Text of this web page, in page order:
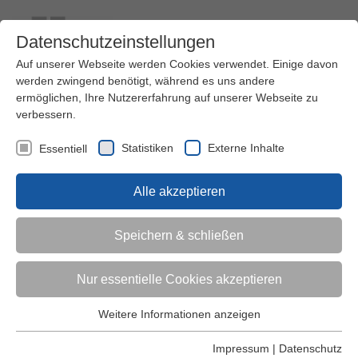
Kontakt Ihre Meinung ist uns wichtig!
Kinder (0-6)
Grundschulkinder
Jugendliche
Datenschutzeinstellungen
Auf unserer Webseite werden Cookies verwendet. Einige davon
werden zwingend benötigt, während es uns andere
ermöglichen, Ihre Nutzererfahrung auf unserer Webseite zu
verbessern.
Essentiell Statistiken Externe Inhalte
Alle akzeptieren
Speichern & schließen
Nur essentielle Cookies akzeptieren
Essentielle Cookies werden für grundlegende Funktionen der
Weitere Informationen anzeigen
Impressum | Datenschutz